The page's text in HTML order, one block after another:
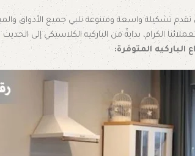
تقدم تشكيلة واسعة ومتنوعة تلبي جميع الأذواق
الكرام، بدايةً من الباركيه الكلاسيكي إلى
الباركيه المتوفرة: